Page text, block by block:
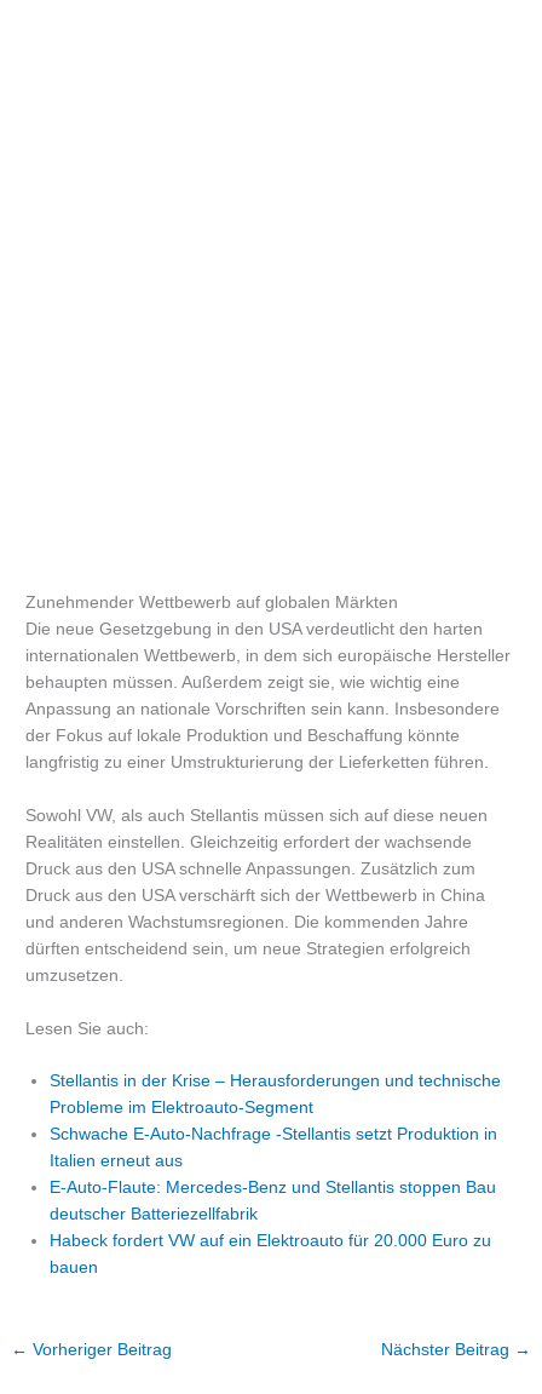
Zunehmender Wettbewerb auf globalen Märkten
Die neue Gesetzgebung in den USA verdeutlicht den harten
internationalen Wettbewerb, in dem sich europäische Hersteller
behaupten müssen. Außerdem zeigt sie, wie wichtig eine
Anpassung an nationale Vorschriften sein kann. Insbesondere
der Fokus auf lokale Produktion und Beschaffung könnte
langfristig zu einer Umstrukturierung der Lieferketten führen.
Sowohl VW, als auch Stellantis müssen sich auf diese neuen
Realitäten einstellen. Gleichzeitig erfordert der wachsende
Druck aus den USA schnelle Anpassungen. Zusätzlich zum
Druck aus den USA verschärft sich der Wettbewerb in China
und anderen Wachstumsregionen. Die kommenden Jahre
dürften entscheidend sein, um neue Strategien erfolgreich
umzusetzen.
Lesen Sie auch:
Stellantis in der Krise – Herausforderungen und technische
Probleme im Elektroauto-Segment
Schwache E-Auto-Nachfrage -Stellantis setzt Produktion in
Italien erneut aus
E-Auto-Flaute: Mercedes-Benz und Stellantis stoppen Bau
deutscher Batteriezellfabrik
Habeck fordert VW auf ein Elektroauto für 20.000 Euro zu
bauen
← Vorheriger Beitrag Nächster Beitrag →